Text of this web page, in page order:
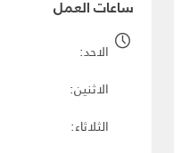
ساعات العمل
الاحد
الاثنين
الثلاثاء